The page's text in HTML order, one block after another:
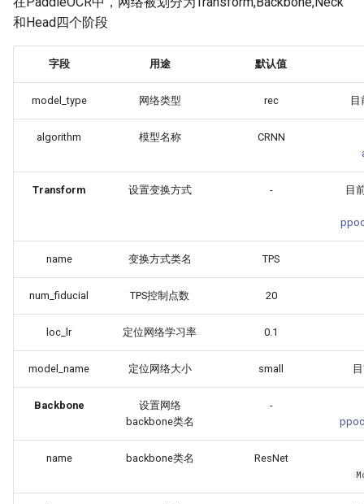
和Head四个阶段
字段 用途 默认值
model_type 网络类型 rec 目
algorithm 模型名称
CRNN
Transform 设置变换方式 - 目
name 变换方式类名 TPS
num_fiducial TPS控制点数 20
loc_lr 定位网络学习率 0.1
model_name 定位网络大小 small
Backbone
设置网络
backbone类名
-
name backbone类名 ResNet